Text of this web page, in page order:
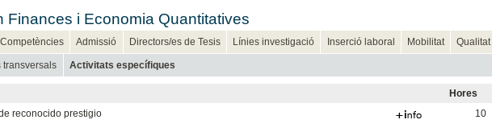
Finances i Economia Quantitatives
Competències Admissió Directors/es de Tesis Línies investigació Inserció laboral Mobilitat Qualitat
transversals Activitats específiques
Hores
reconocido prestigio 10